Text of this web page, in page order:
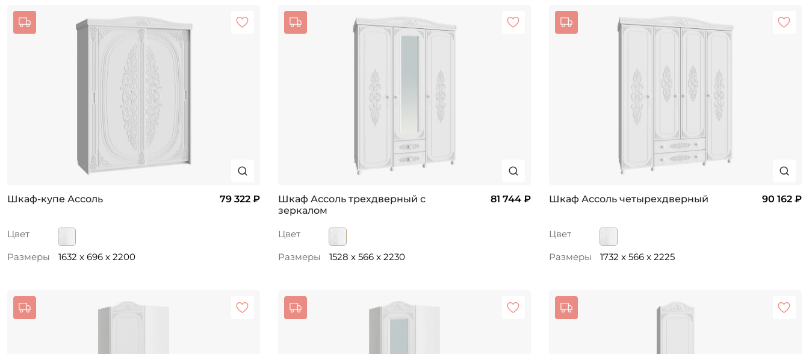
Шкаф-купе Ассоль 79 322 ₽
Цвет
Размеры
1632 x 696 x 2200
Шкаф Ассоль трехдверный с
зеркалом
81 744 ₽
Цвет
Размеры
1528 x 566 x 2230
Шкаф Ассоль четырехдверный 90 162 ₽
Цвет
Размеры
1732 x 566 x 2225